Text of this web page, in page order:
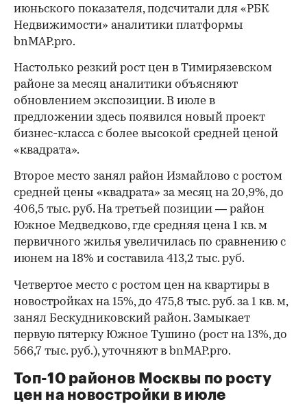
июньского показателя, подсчитали для «РБК
Недвижимости» аналитики платформы
bnMAP.pro.
Настолько резкий рост цен в Тимирязевском
районе за месяц аналитики объясняют
обновлением экспозиции. В июле в
предложении здесь появился новый проект
бизнес-класса с более высокой средней ценой
«квадрата».
Второе место занял район Измайлово с ростом
средней цены «квадрата» за месяц на 20,9%, до
406,5 тыс. руб. На третьей позиции — район
Южное Медведково, где средняя цена 1 кв. м
первичного жилья увеличилась по сравнению с
июнем на 18% и составила 413,2 тыс. руб.
Четвертое место с ростом цен на квартиры в
новостройках на 15%, до 475,8 тыс. руб. за 1 кв. м,
занял Бескудниковский район. Замыкает
первую пятерку Южное Тушино (рост на 13%, до
566,7 тыс. руб.), уточняют в bnMAP.pro.
Топ-10 районов Москвы по росту
цен на новостройки в июле